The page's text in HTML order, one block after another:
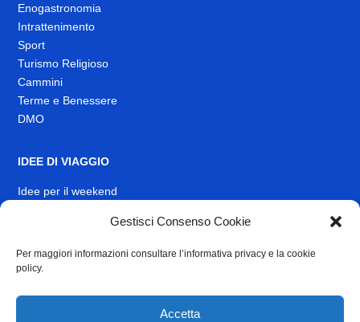
Gestisci Consenso Cookie
Per maggiori informazioni consultare l’informativa privacy e la cookie
policy.
Accetta
Enogastronomia
Intrattenimento
Sport
Turismo Religioso
Cammini
Terme e Benessere
DMO
IDEE DI VIAGGIO
Idee per il weekend
INFO
News